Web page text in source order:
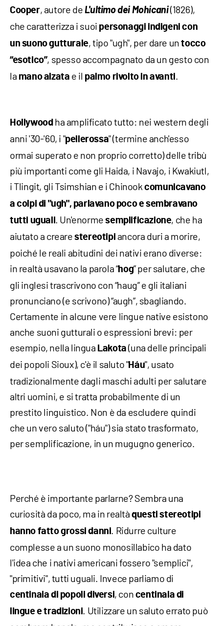
Cooper, autore de L'ultimo dei Mohicani(1826),
che caratterizza i suoi personaggi indigeni con
un suono gutturale, tipo "ugh", per dare un tocco
“esotico”, spesso accompagnato da un gesto con
la mano alzata e il palmo rivolto in avanti.
Hollywoodha amplificato tutto: nei western degli
anni '30-'60, i "pellerossa" (termine anch'esso
ormai superato e non proprio corretto) delle tribù
più importanti come gli Haida, i Navajo, i Kwakiutl,
i Tlingit, gli Tsimshian e i Chinookcomunicavano
a colpi di "ugh", parlavano poco e sembravano
tutti uguali. Un'enormesemplificazione, che ha
aiutato a crearestereotipi ancora duri a morire,
poiché le reali abitudini dei nativi erano diverse:
in realtà usavano la parola “hog” per salutare, che
gli inglesi trascrivono con “haug” e gli italiani
pronunciano (e scrivono) “augh”, sbagliando.
Certamente in alcune vere lingue native esistono
anche suoni gutturali o espressioni brevi: per
esempio, nella lingua Lakota (una delle principali
dei popoli Sioux), c'è il saluto "Háu", usato
tradizionalmente dagli maschi adulti per salutare
altri uomini, e si tratta probabilmente di un
prestito linguistico. Non è da escludere quindi
che un vero saluto ("háu") sia stato trasformato,
per semplificazione, in un mugugno generico.
Perché è importante parlarne? Sembra una
curiosità da poco, ma in realtàquesti stereotipi
hanno fattogrossidanni. Ridurre culture
complesse a un suono monosillabico ha dato
l'idea che i nativi americani fossero "semplici",
"primitivi", tutti uguali. Invece parliamo di
centinaia di popoli diversi, con centinaia di
lingue e tradizioni. Utilizzare un saluto errato può